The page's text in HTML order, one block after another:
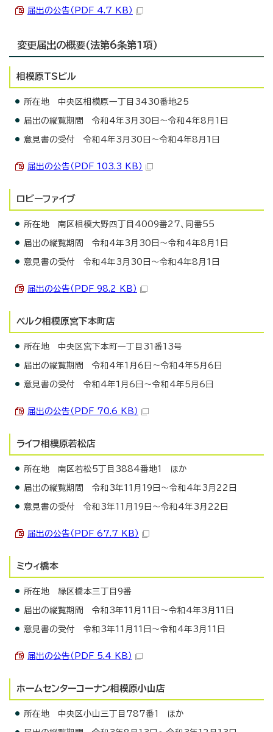
届出の公告（PDF 4.7 KB）
変更届出の概要（法第6条第1項）
相模原TSビル
所在地 中央区相模原一丁目3430番地25
届出の縦覧期間 令和4年3月30日～令和4年8月1日
意見書の受付 令和4年3月30日～令和4年8月1日
届出の公告（PDF 103.3 KB）
ロビーファイブ
所在地 南区相模大野四丁目4009番27、同番55
届出の縦覧期間 令和4年3月30日～令和4年8月1日
意見書の受付 令和4年3月30日～令和4年8月1日
届出の公告（PDF 98.2 KB）
ベルク相模原宮下本町店
所在地 中央区宮下本町一丁目31番13号
届出の縦覧期間 令和4年1月6日～令和4年5月6日
意見書の受付 令和4年1月6日～令和4年5月6日
届出の公告（PDF 70.6 KB）
ライフ相模原若松店
所在地 南区若松5丁目3884番地1 ほか
届出の縦覧期間 令和3年11月19日～令和4年3月22日
意見書の受付 令和3年11月19日～令和4年3月22日
届出の公告（PDF 67.7 KB）
ミウィ橋本
所在地 緑区橋本三丁目9番
届出の縦覧期間 令和3年11月11日～令和4年3月11日
意見書の受付 令和3年11月11日～令和4年3月11日
届出の公告（PDF 5.4 KB）
ホームセンターコーナン相模原小山店
所在地 中央区小山三丁目787番1 ほか